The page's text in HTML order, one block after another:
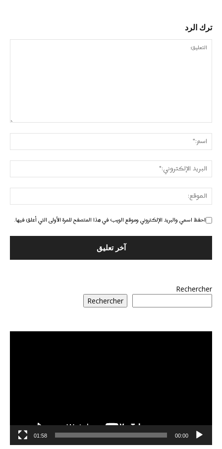
ترك الرد
احفظ اسمي والبريد الإلكتروني وموقع الويب في هذا المتصفح للمرة الأولى التي أعلق فيها.
Rechercher
Rechercher
00:00
01:58